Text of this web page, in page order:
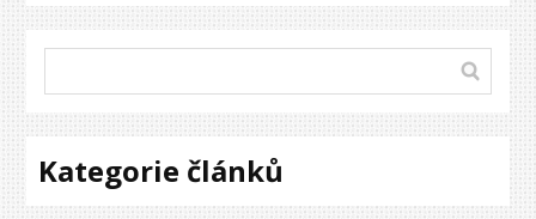
Kategorie článků